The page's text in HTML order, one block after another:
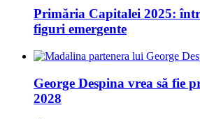
Primăria Capitalei 2025:
figuri emergente
George Despina vrea să fie
2028